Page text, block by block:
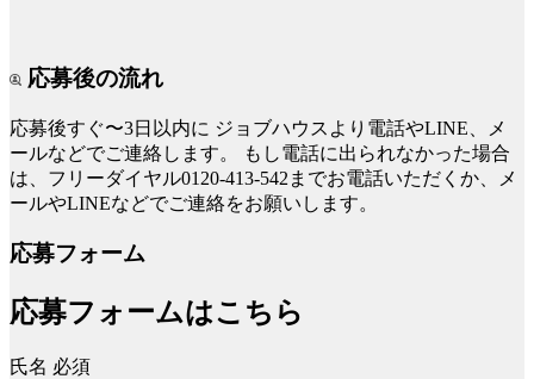
応募後の流れ
応募後すぐ〜3日以内に ジョブハウスより電話やLINE、メ
ールなどでご連絡します。
もし電話に出られなかった場合
は、フリーダイヤル0120-413-542までお電話いただくか、メ
ールやLINEなどでご連絡をお願いします。
応募フォーム
応募フォームはこちら
氏名 必須